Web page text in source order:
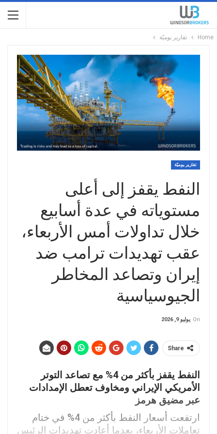
Home تقارير يوميّة
تقارير يوميّة
النفط يقفز إلى أعلى
مستوياته في عدة أسابيع
خلال تداولات أمس الأربعاء،
عقب تهديدات ترامب ضد
إيران وتصاعد المخاطر
الجيوسياسية
On يوليو 9, 2026
Share
النفط يقفز بأكثر من 4% مع تصاعد التوتر
الأمريكي الإيراني ومخاوف تعطل الإمدادات
عبر مضيق هرمز
ارتفعت أسعار النفط بأكثر من 4% في ختام
تعاملات الأربعاء، بعدما أعادت تهديدات الرئيس